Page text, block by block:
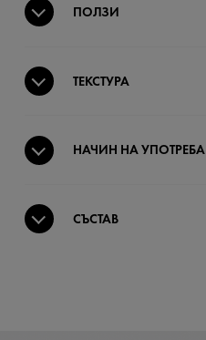
ПОЛЗИ
ТЕКСТУРА
НАЧИН НА УПОТРЕБА
СЪСТАВ